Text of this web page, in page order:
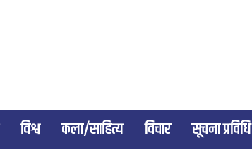
विश्व कला/साहित्य विचार सूचना प्रविधि